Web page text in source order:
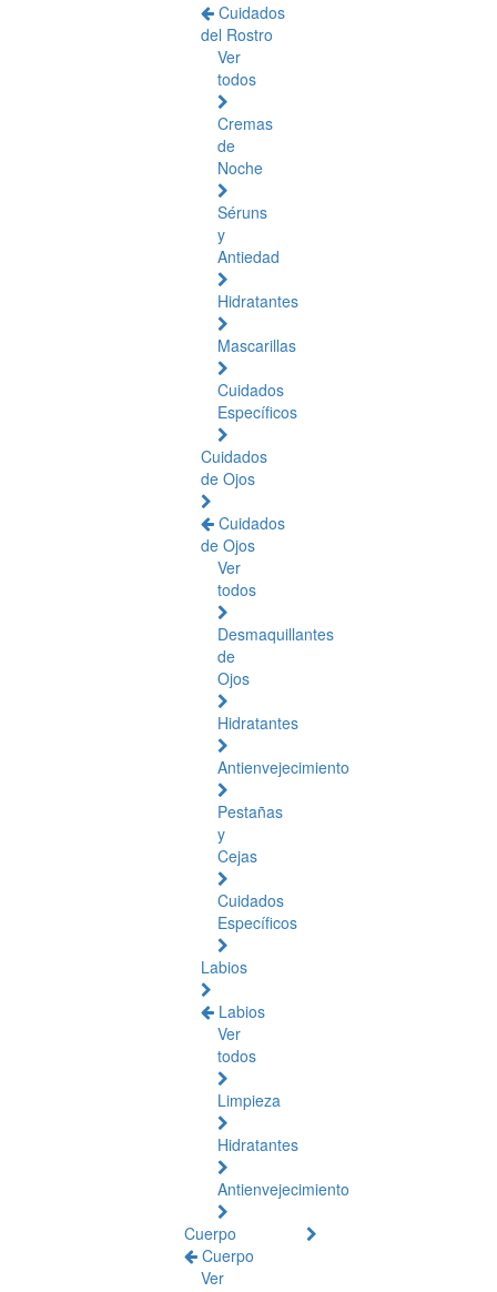
Cuidados
del Rostro
Ver
todos
Cremas
de
Noche
Séruns
y
Antiedad
Hidratantes
Mascarillas
Cuidados
Específicos
Cuidados
de Ojos
Cuidados
de Ojos
Ver
todos
Desmaquillantes
de
Ojos
Hidratantes
Antienvejecimiento
Pestañas
y
Cejas
Cuidados
Específicos
Labios
Labios
Ver
todos
Limpieza
Hidratantes
Antienvejecimiento
Cuerpo
Cuerpo
Ver